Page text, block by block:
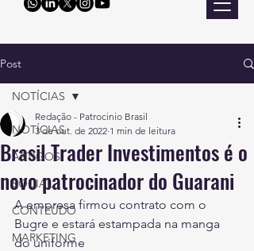
Post
NOTÍCIAS
ARTIGOS
SOCIAL
CONTEÚDO
MARKETING
NOTÍCIAS
Brasil Trader Investimentos é o
novo patrocinador do Guarani
Redação - Patrocinio Brasil
3 de out. de 2022 1 min de leitura
A empresa firmou contrato com o
Bugre e estará estampada na manga
do uniforme